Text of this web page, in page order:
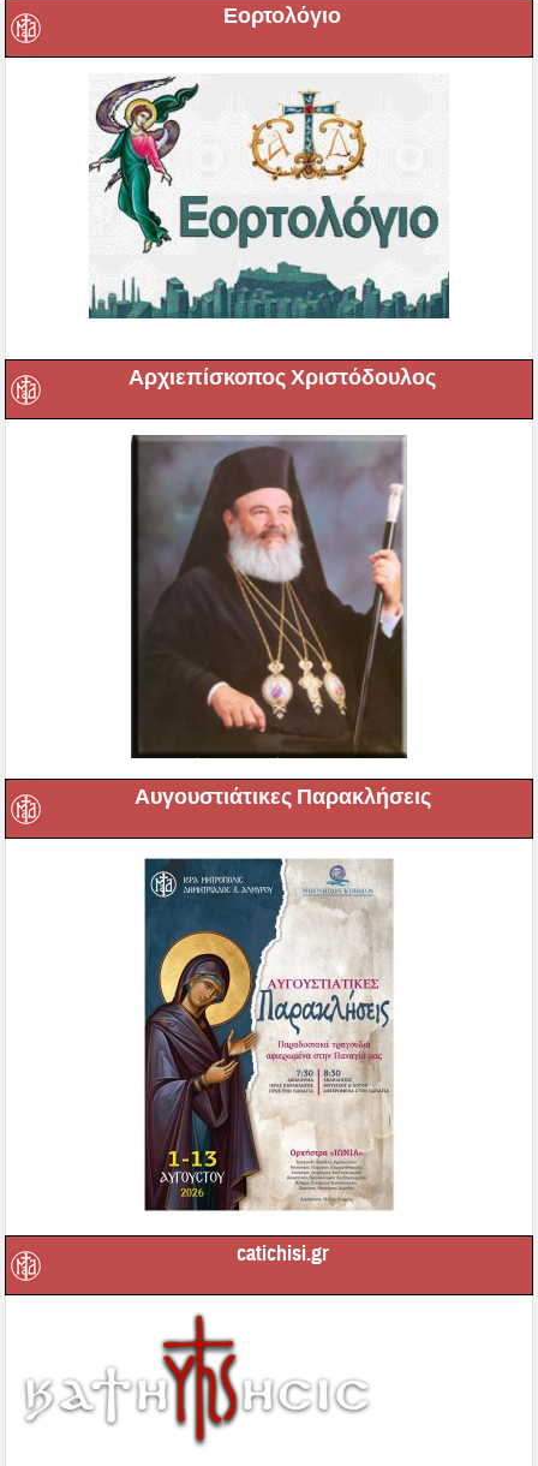
Εορτολόγιο
Αρχιεπίσκοπος Χριστόδουλος
Αυγουστιάτικες Παρακλήσεις
catichisi.gr